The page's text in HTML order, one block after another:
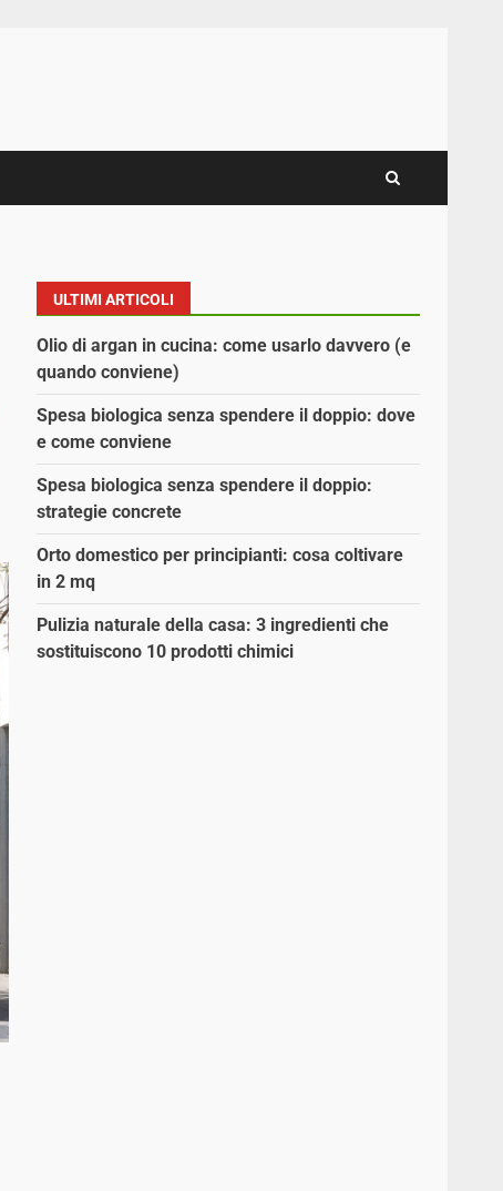
ULTIMI ARTICOLI
Olio di argan in cucina: come usarlo davvero (e
quando conviene)
Spesa biologica senza spendere il doppio: dove
e come conviene
Spesa biologica senza spendere il doppio:
strategie concrete
Orto domestico per principianti: cosa coltivare
in 2 mq
Pulizia naturale della casa: 3 ingredienti che
sostituiscono 10 prodotti chimici